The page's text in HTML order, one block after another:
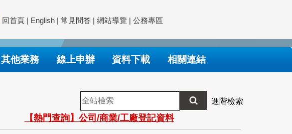
回首頁 | English | 常見問答 | 網站導覽 | 公務專區
其他業務 線上申辦 資料下載 相關連結
全
站
檢
索
進階檢索
【熱門查詢】公司/商業/工廠登記資料